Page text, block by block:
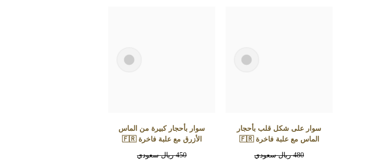
سوار على شكل قلب بأحجار
الماس مع علبة فاخرة 🇫🇷
480ريال سعودي
سوار بأحجار كبيرة من الماس
الأزرق مع علبة فاخرة 🇫🇷
450ريال سعودي